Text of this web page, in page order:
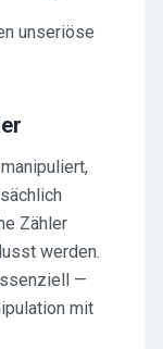
unseriöse
Zähler
werden.
—
mit